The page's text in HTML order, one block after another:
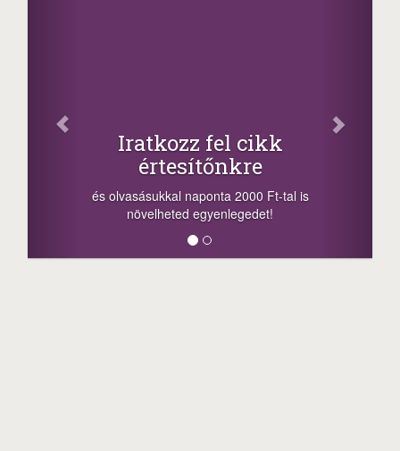
Iratkozz fel cikk
értesítőnkre
és olvasásukkal naponta 2000 Ft-tal is
növelheted egyenlegedet!